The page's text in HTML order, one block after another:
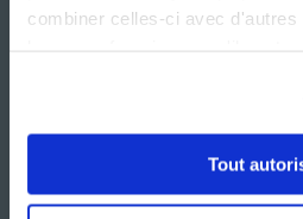
combiner celles-ci avec
Tout
Le Mag'
i-Cook'in